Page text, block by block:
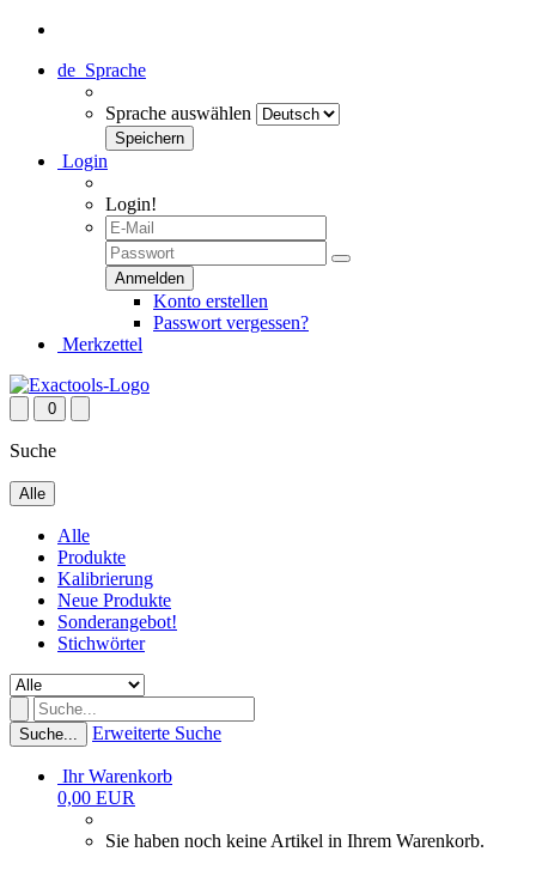
de Sprache
Sprache auswählen
Login
Login!
Konto erstellen
Passwort vergessen?
Merkzettel
0
Suche
Alle
Alle
Produkte
Kalibrierung
Neue Produkte
Sonderangebot!
Stichwörter
Suche... Erweiterte Suche
Ihr Warenkorb
0,00 EUR
Sie haben noch keine Artikel in Ihrem Warenkorb.